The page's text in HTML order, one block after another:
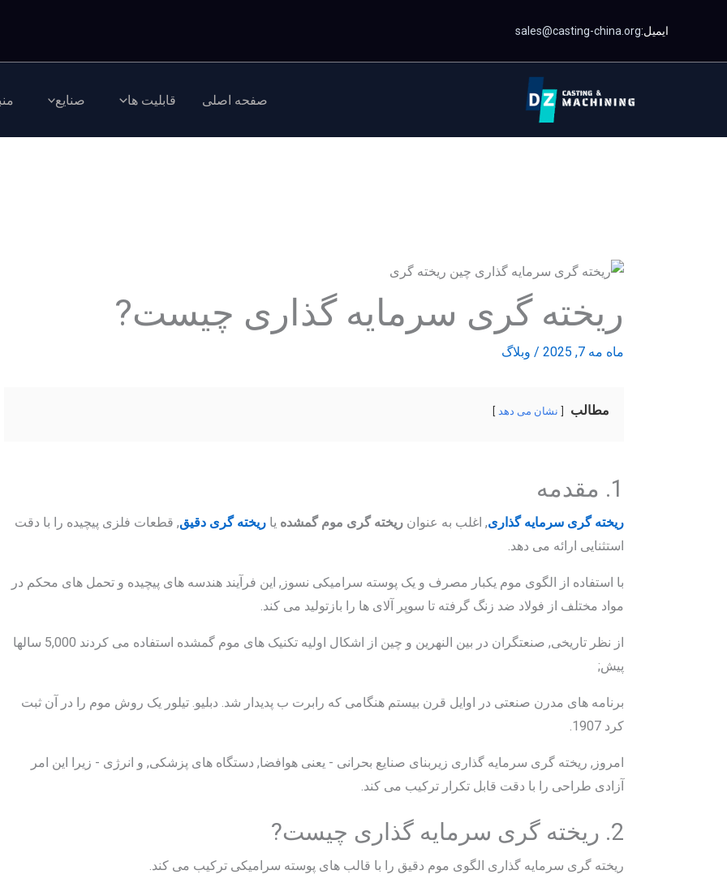
محتوا
ایمیل:sales@casting-china.org
صفحه اصلی قابلیت ها صنایع
ریخته گری سرمایه گذاری چیست?
ماه مه 7, 2025 / وبلاگ
مطالب نشان می دهد
1. مقدمه
ریخته گری سرمایه گذاری, اغلب به عنوان ریخته گری موم گمشده یا ریخته گری دقیق, قطعات فلزی پیچیده را با دقت
استثنایی ارائه می دهد.
با استفاده از الگوی موم یکبار مصرف و یک پوسته سرامیکی نسوز, این فرآیند هندسه های پیچیده و تحمل های محکم در
مواد مختلف از فولاد ضد زنگ گرفته تا سوپر آلای ها را بازتولید می کند.
از نظر تاریخی, صنعتگران در بین النهرین و چین از اشکال اولیه تکنیک های موم گمشده استفاده می کردند 5,000 سالها
پیش;
برنامه های مدرن صنعتی در اوایل قرن بیستم هنگامی که رابرت ب پدیدار شد. دبلیو. تیلور یک روش موم را در آن ثبت
کرد 1907.
امروز, ریخته گری سرمایه گذاری زیربنای صنایع بحرانی - یعنی هوافضا, دستگاه های پزشکی, و انرژی - زیرا این امر
آزادی طراحی را با دقت قابل تکرار ترکیب می کند.
2. ریخته گری سرمایه گذاری چیست?
ریخته گری سرمایه گذاری الگوی موم دقیق را با قالب های پوسته سرامیکی ترکیب می کند.